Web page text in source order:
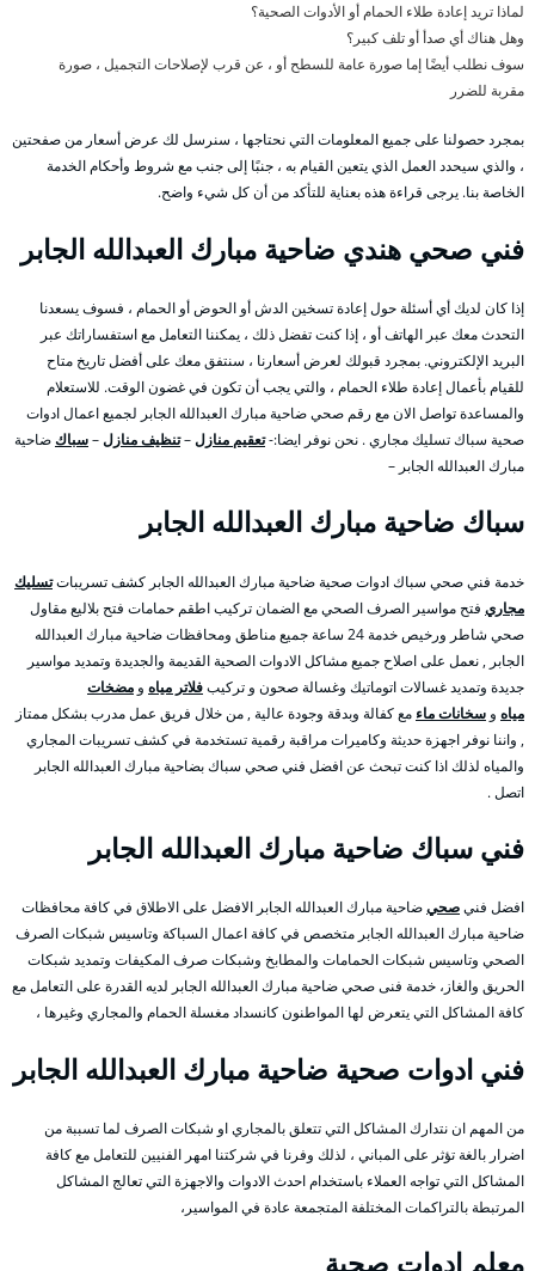
لماذا تريد إعادة طلاء الحمام أو الأدوات الصحية؟
وهل هناك أي صدأ أو تلف كبير؟
سوف نطلب أيضًا إما صورة عامة للسطح أو ، عن قرب لإصلاحات التجميل ، صورة
مقربة للضرر
بمجرد حصولنا على جميع المعلومات التي نحتاجها ، سنرسل لك عرض أسعار من صفحتين
، والذي سيحدد العمل الذي يتعين القيام به ، جنبًا إلى جنب مع شروط وأحكام الخدمة
الخاصة بنا. يرجى قراءة هذه بعناية للتأكد من أن كل شيء واضح.
فني صحي هندي ضاحية مبارك العبدالله الجابر
إذا كان لديك أي أسئلة حول إعادة تسخين الدش أو الحوض أو الحمام ، فسوف يسعدنا
التحدث معك عبر الهاتف أو ، إذا كنت تفضل ذلك ، يمكننا التعامل مع استفساراتك عبر
البريد الإلكتروني. بمجرد قبولك لعرض أسعارنا ، سنتفق معك على أفضل تاريخ متاح
للقيام بأعمال إعادة طلاء الحمام ، والتي يجب أن تكون في غضون الوقت. للاستعلام
والمساعدة تواصل الان مع رقم صحي ضاحية مبارك العبدالله الجابر لجميع اعمال ادوات
صحية سباك تسليك مجاري . نحن نوفر ايضا:-تعقيم منازل–تنظيف منازل–سباك ضاحية
مبارك العبدالله الجابر –
سباك ضاحية مبارك العبدالله الجابر
خدمة فني صحي سباك ادوات صحية ضاحية مبارك العبدالله الجابر كشف تسريباتتسليك
مجاري فتح مواسير الصرف الصحي مع الضمان تركيب اطقم حمامات فتح بلاليع مقاول
صحي شاطر ورخيص خدمة 24 ساعة جميع مناطق ومحافظات ضاحية مبارك العبدالله
الجابر , نعمل على اصلاح جميع مشاكل الادوات الصحية القديمة والجديدة وتمديد مواسير
جديدة وتمديد غسالات اتوماتيك وغسالة صحون و تركيبفلاتر مياه و مضخات
مياه و سخانات ماء مع كفالة وبدقة وجودة عالية , من خلال فريق عمل مدرب بشكل ممتاز
, واننا نوفر اجهزة حديثة وكاميرات مراقبة رقمية تستخدمة في كشف تسريبات المجاري
والمياه لذلك اذا كنت تبحث عن افضل فني صحي سباك بضاحية مبارك العبدالله الجابر
اتصل .
فني سباك ضاحية مبارك العبدالله الجابر
افضل فنيصحيضاحية مبارك العبدالله الجابر الافضل على الاطلاق في كافة محافظات
ضاحية مبارك العبدالله الجابر متخصص في كافة اعمال السباكة وتاسيس شبكات الصرف
الصحي وتاسيس شبكات الحمامات والمطابخ وشبكات صرف المكيفات وتمديد شبكات
الحريق والغاز، خدمة فنى صحي ضاحية مبارك العبدالله الجابر لديه القدرة على التعامل مع
كافة المشاكل التي يتعرض لها المواطنون كانسداد مغسلة الحمام والمجاري وغيرها ،
فني ادوات صحية ضاحية مبارك العبدالله الجابر
من المهم ان نتدارك المشاكل التي تتعلق بالمجاري او شبكات الصرف لما تسببة من
اضرار بالغة تؤثر على المباني ، لذلك وفرنا في شركتنا امهر الفنيين للتعامل مع كافة
المشاكل التي تواجه العملاء باستخدام احدث الادوات والاجهزة التي تعالج المشاكل
المرتبطة بالتراكمات المختلفة المتجمعة عادة في المواسير،
معلم ادوات صحية